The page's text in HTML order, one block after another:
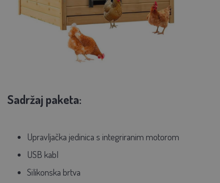
Sadržaj paketa:
Upravljačka jedinica s integriranim motorom
USB kabl
Silikonska brtva